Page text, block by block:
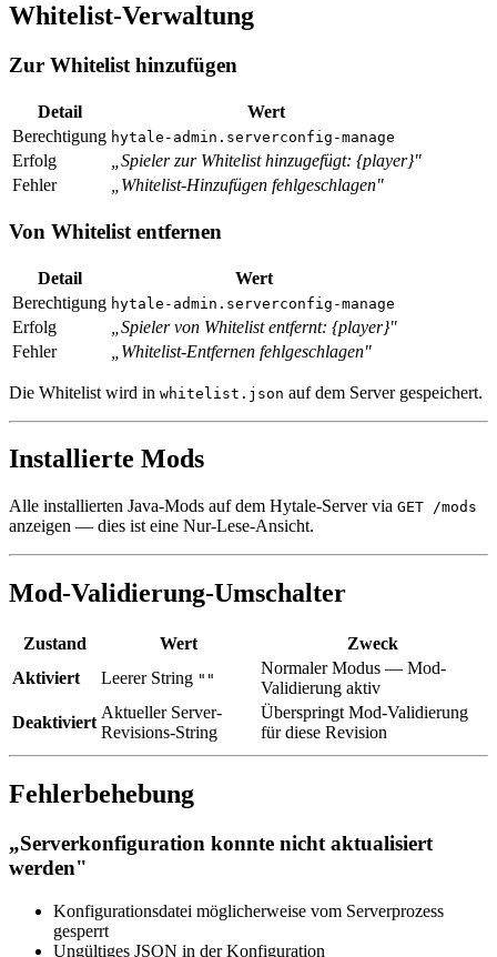
Whitelist-Verwaltung
Zur Whitelist hinzufügen
Detail
Wert
Berechtigung hytale-admin.serverconfig-manage
Erfolg
„Spieler zur Whitelist hinzugefügt: {player}"
Fehler
„Whitelist-Hinzufügen fehlgeschlagen"
Von Whitelist entfernen
Detail
Wert
Berechtigung hytale-admin.serverconfig-manage
Erfolg
„Spieler von Whitelist entfernt: {player}"
Fehler
„Whitelist-Entfernen fehlgeschlagen"
Die Whitelist wird in whitelist.json auf dem Server gespeichert.
Installierte Mods
Alle installierten Java-Mods auf dem Hytale-Server via GET /mods
anzeigen — dies ist eine Nur-Lese-Ansicht.
Mod-Validierung-Umschalter
Zustand Wert
Zweck
Aktiviert
Leerer String ""
Normaler Modus — Mod-
Validierung aktiv
Deaktiviert
Aktueller Server-
Revisions-String
Überspringt Mod-Validierung
für diese Revision
Fehlerbehebung
„Serverkonfiguration konnte nicht aktualisiert
werden"
Konfigurationsdatei möglicherweise vom Serverprozess
gesperrt
Ungültiges JSON in der Konfiguration